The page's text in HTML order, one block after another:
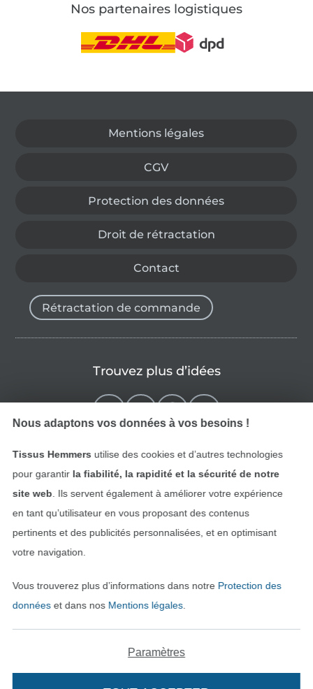
Nos partenaires logistiques
Mentions légales
CGV
Protection des données
Droit de rétractation
Contact
Rétractation de commande
Trouvez plus d’idées
Deutsch
Nous adaptons vos données à vos besoins !
Tissus Hemmers utilise des cookies et d’autres technologies
pour garantir la fiabilité, la rapidité et la sécurité de notre
site web . Ils servent également à améliorer votre expérience
en tant qu’utilisateur en vous proposant des contenus
pertinents et des publicités personnalisées, et en optimisant
votre navigation.
Vous trouverez plus d’informations dans notre Protection des
donnéeset dans nos Mentions légales.
Paramètres